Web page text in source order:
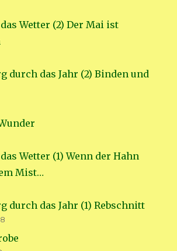
Wetter (2) Der Mai ist
durch das Jahr (2) Binden und
Wetter (1) Wenn der Hahn
Mist…
durch das Jahr (1) Rebschnitt